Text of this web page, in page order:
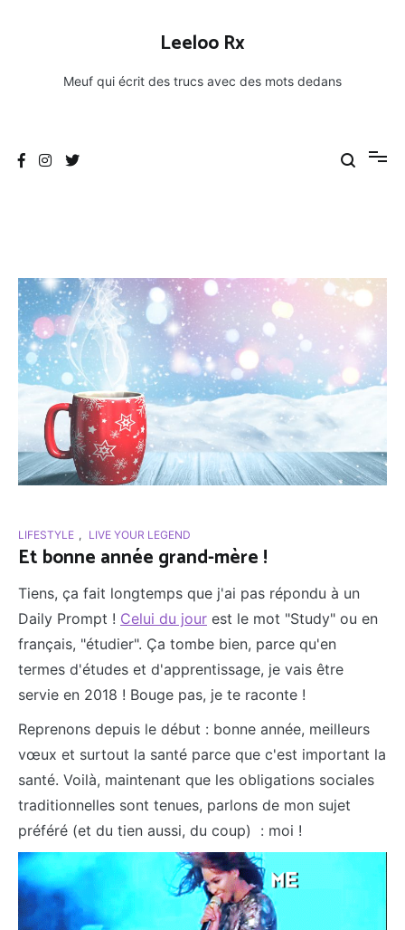
Leeloo Rx
Meuf qui écrit des trucs avec des mots dedans
LIFESTYLE , LIVE YOUR LEGEND
Et bonne année grand-mère !
Tiens, ça fait longtemps que j'ai pas répondu à un
Daily Prompt ! Celui du jour est le mot "Study" ou en
français, "étudier". Ça tombe bien, parce qu'en
termes d'études et d'apprentissage, je vais être
servie en 2018 ! Bouge pas, je te raconte !
Reprenons depuis le début : bonne année, meilleurs
vœux et surtout la santé parce que c'est important la
santé. Voilà, maintenant que les obligations sociales
traditionnelles sont tenues, parlons de mon sujet
préféré (et du tien aussi, du coup) : moi !